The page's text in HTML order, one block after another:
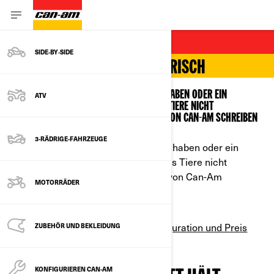
SIDE‑BY‑SIDE
ATV
3-RÄDRIGE-FAHRZEUGE
MOTORRÄDER
ZUBEHÖR UND BEKLEIDUNG
KONFIGURIEREN CAN-AM
ELEKTRISCHES ATV
STEIGEN SIE UM AUF ELEKTRISCH
OB SIE LEICHTE ARBEITEN ZU VERRICHTEN HABEN ODER EIN
GERÄUSCHARMES FAHRZEUG SUCHEN, DAS TIERE NICHT
VERSCHRECKT – DIE ELEKTRISCHEN ATVS VON CAN-AM SCHREIBEN
EINE NEUE GESCHICHTE.
Ob Sie leichte Arbeiten zu verrichten haben oder ein
geräuscharmes Fahrzeug suchen, das Tiere nicht
verschreckt – die elektrischen ATVs von Can-Am
schreiben eine neue Geschichte.
ALLE MODELLE ANZEIGEN Konfiguration und Preis